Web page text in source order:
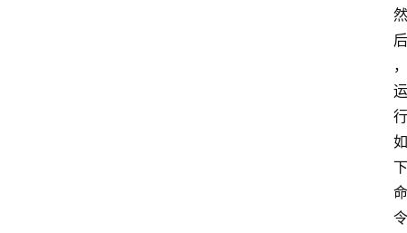
然
后
，
运
行
如
下
命
令